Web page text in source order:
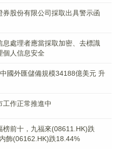
券股份有限公司採取出具警示函
息處理者應當採取加密、去標識
個人信息安全
國外匯儲備規模34188億美元 升
工作正常推進中
榜前十，九福來(08611.HK)跌
飾(06162.HK)跌18.44%